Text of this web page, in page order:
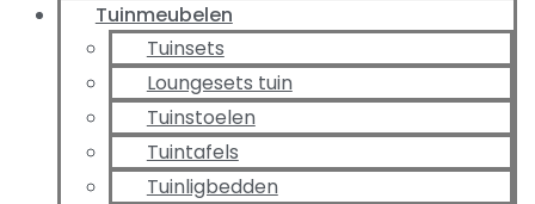
Tuinmeubelen
Tuinsets
Loungesets tuin
Tuinstoelen
Tuintafels
Tuinligbedden